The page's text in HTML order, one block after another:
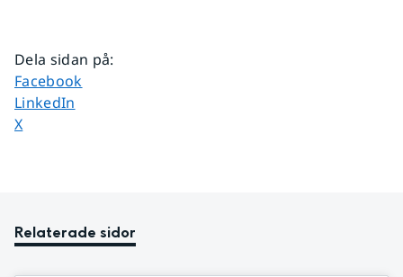
Dela sidan på:
Dela sidan på
Facebook
Dela sidan på
LinkedIn
Dela sidan på
X
Relaterade sidor